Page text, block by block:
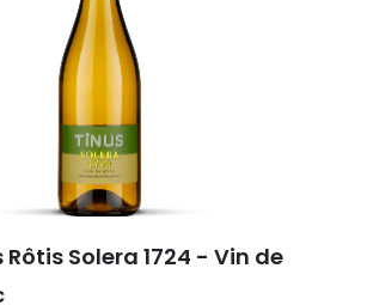
Rôtis Solera 1724 - Vin de